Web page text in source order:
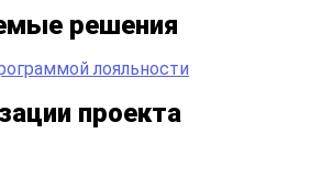
решения
лояльности
проекта